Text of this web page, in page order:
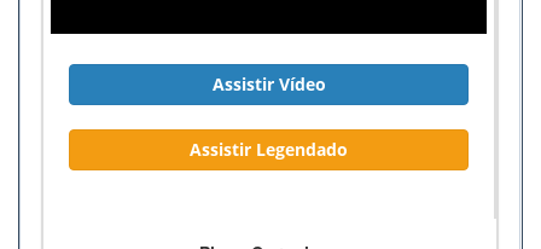
Assistir Vídeo
Assistir Legendado